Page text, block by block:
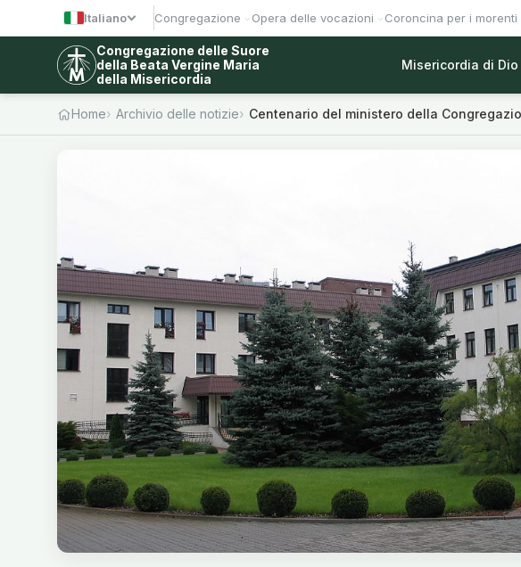
Italiano Congregazione Opera delle vocazioni Coroncina per i morenti
Congregazione delle Suore
della Beata Vergine Maria
della Misericordia
Misericordia di Dio
Home Archivio delle notizie Centenario del ministero della